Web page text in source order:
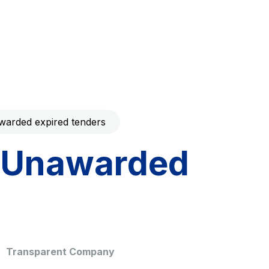
Valle
Società Autostrada Tirrenica
expired tenders
Unawarded
Transparent Company